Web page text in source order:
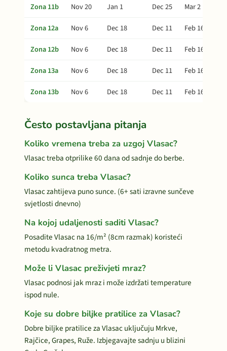
Zona 11b Nov 20 Jan 1 Dec 25
Mar 2
Zona 12a
Nov 6 Dec 18 Dec 11
Feb 16
Zona 12b
Nov 6 Dec 18 Dec 11
Feb 16
Zona 13a
Nov 6 Dec 18 Dec 11
Feb 16
Zona 13b
Nov 6 Dec 18 Dec 11 Feb 16
Često postavljana pitanja
Koliko vremena treba za uzgoj Vlasac?
Vlasac treba otprilike 60 dana od sadnje do berbe.
Koliko sunca treba Vlasac?
Vlasac zahtijeva puno sunce. (6+ sati izravne sunčeve
svjetlosti dnevno)
Na kojoj udaljenosti saditi Vlasac?
Posadite Vlasac na 16/m² (8cm razmak) koristeći
metodu kvadratnog metra.
Može li Vlasac preživjeti mraz?
Vlasac podnosi jak mraz i može izdržati temperature
ispod nule.
Koje su dobre biljke pratilice za Vlasac?
Dobre biljke pratilice za Vlasac uključuju Mrkve,
Rajčice, Grapes, Ruže. Izbjegavajte sadnju u blizini